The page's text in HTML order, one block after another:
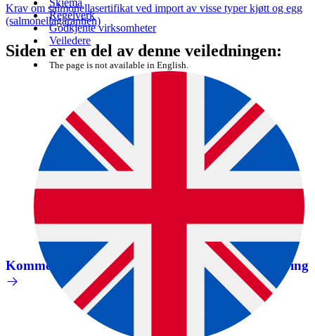
Skjema
Regelverk
Godkjente virksomheter
Veiledere
The page is not available in English.
Krav om salmonellasertifikat ved import av visse typer kjøtt og egg
(salmonellagarantien)
Siden er en del av denne veiledningen:
Kommersiell import av mat og drikke – en innføring